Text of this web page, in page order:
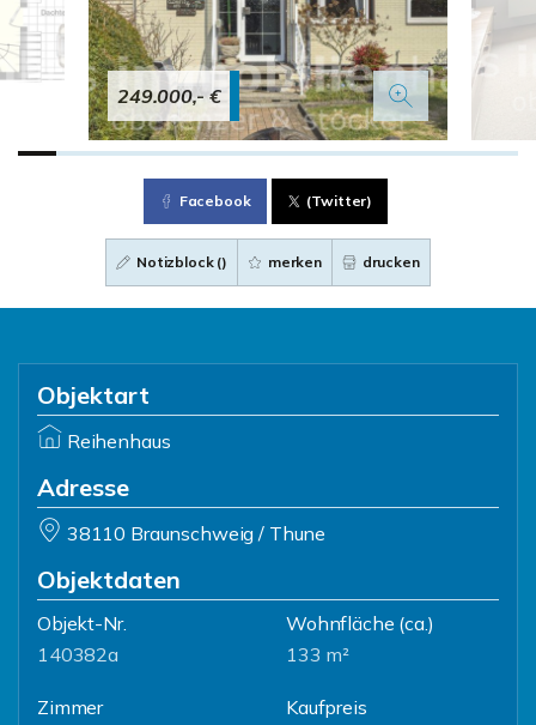
249.000,- €
Facebook (Twitter)
Notizblock () merken drucken
Objektart
Reihenhaus
Adresse
38110 Braunschweig / Thune
Objektdaten
Objekt-Nr.
140382a
Wohnfläche (ca.)
133 m²
Zimmer
Kaufpreis